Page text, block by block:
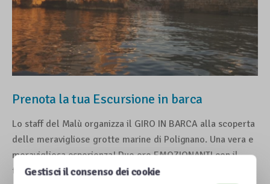
Prenota la tua Escursione in barca
Lo staff del Malù organizza il GIRO IN BARCA alla scoperta
delle meravigliose grotte marine di Polignano. Una vera e
meravigliosa esperienza! Due ore EMOZIONANTI con il
transfert incluso (andata…
Gestisci il consenso dei cookie